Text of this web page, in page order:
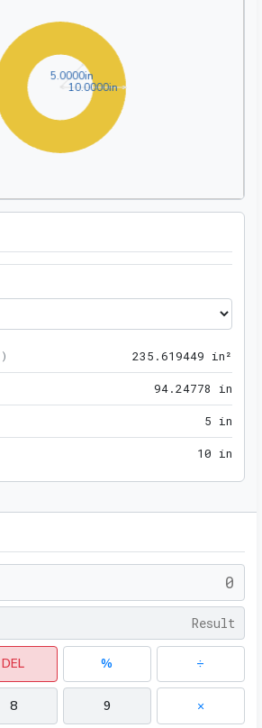
10.0000in10.0000in
5.0000in5.0000in
) 235 .619449 in²
94.24778 in
5 in
10 in
DEL % ÷
8 9 ×